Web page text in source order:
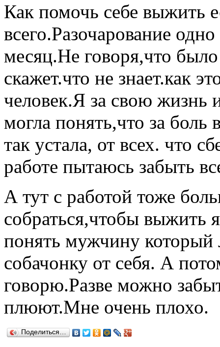
Как помочь себе выжить
всего.Разочарование
месяц.Не говоря,что
скажет.что не знает.как
человек.Я за свою жизнь
могла понять,что за боль
так устала, от всех. что
работе пытаюсь забыть
А тут с работой тоже
собраться,чтобы выжить
понять мужчину который
собачонку от себя. А
говорю.Разве можно
плюют.Мне очень плохо.
Поделиться…